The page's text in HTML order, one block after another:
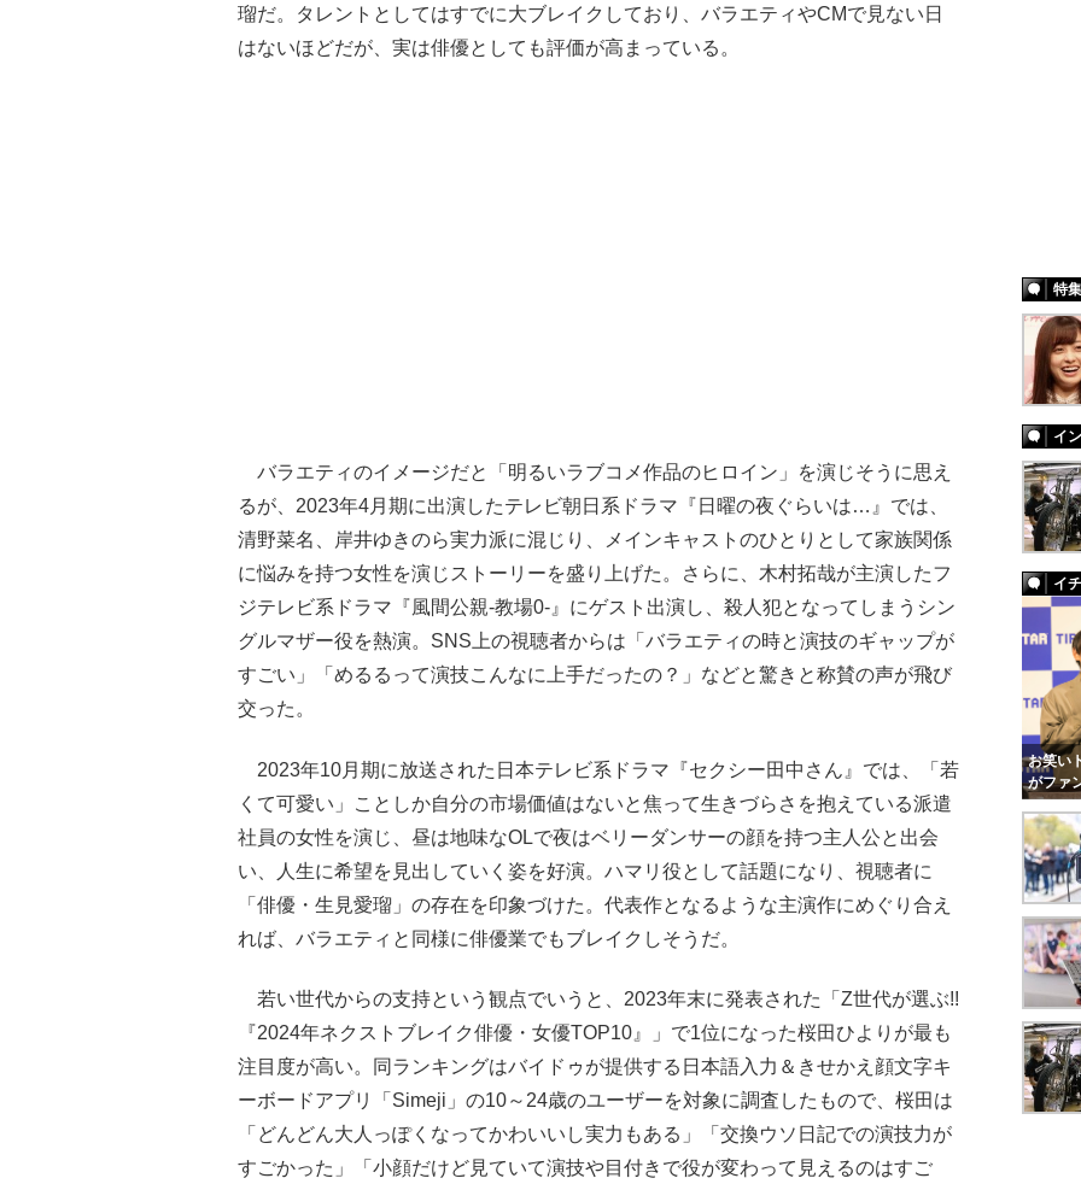
瑠だ。タレントとしてはすでに大ブレイクしており、バラエティやCMで見ない日
はないほどだが、実は俳優としても評価が高まっている。
バラエティのイメージだと「明るいラブコメ作品のヒロイン」を演じそうに思え
るが、2023年4月期に出演したテレビ朝日系ドラマ『日曜の夜ぐらいは…』では、
清野菜名、岸井ゆきのら実力派に混じり、メインキャストのひとりとして家族関係
に悩みを持つ女性を演じストーリーを盛り上げた。さらに、木村拓哉が主演したフ
ジテレビ系ドラマ『風間公親-教場0-』にゲスト出演し、殺人犯となってしまうシン
グルマザー役を熱演。SNS上の視聴者からは「バラエティの時と演技のギャップが
すごい」「めるるって演技こんなに上手だったの？」などと驚きと称賛の声が飛び
交った。
2023年10月期に放送された日本テレビ系ドラマ『セクシー田中さん』では、「若
くて可愛い」ことしか自分の市場価値はないと焦って生きづらさを抱えている派遣
社員の女性を演じ、昼は地味なOLで夜はベリーダンサーの顔を持つ主人公と出会
い、人生に希望を見出していく姿を好演。ハマリ役として話題になり、視聴者に
「俳優・生見愛瑠」の存在を印象づけた。代表作となるような主演作にめぐり合え
れば、バラエティと同様に俳優業でもブレイクしそうだ。
若い世代からの支持という観点でいうと、2023年末に発表された「Z世代が選ぶ!!
『2024年ネクストブレイク俳優・女優TOP10』」で1位になった桜田ひよりが最も
注目度が高い。同ランキングはバイドゥが提供する日本語入力＆きせかえ顔文字キ
ーボードアプリ「Simeji」の10～24歳のユーザーを対象に調査したもので、桜田は
「どんどん大人っぽくなってかわいいし実力もある」「交換ウソ日記での演技力が
すごかった」「小顔だけど見ていて演技や目付きで役が変わって見えるのはすご
特集
イ
イ
お笑い
がファ